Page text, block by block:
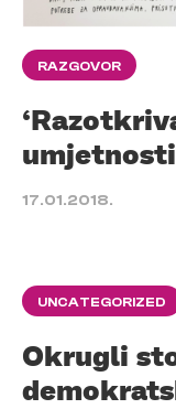
RAZGOVOR
17.01.2018.
UNCATEGORIZED
Okrugli